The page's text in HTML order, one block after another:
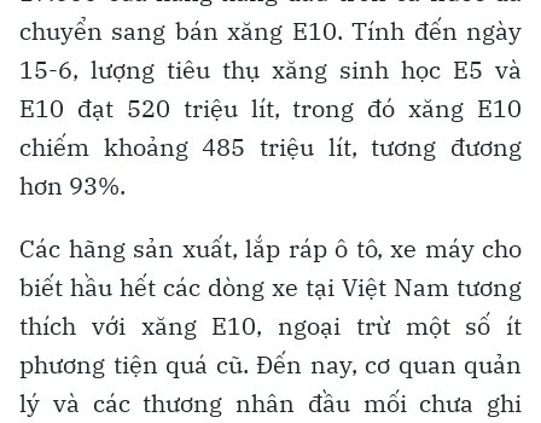
chuyển sang bán xăng E10. Tính đến ngày
15-6, lượng tiêu thụ xăng sinh học E5 và
E10 đạt 520 triệu lít, trong đó xăng E10
chiếm khoảng 485 triệu lít, tương đương
hơn 93%.
Các hãng sản xuất, lắp ráp ô tô, xe máy cho
biết hầu hết các dòng xe tại Việt Nam tương
thích với xăng E10, ngoại trừ một số ít
phương tiện quá cũ. Đến nay, cơ quan quản
lý và các thương nhân đầu mối chưa ghi